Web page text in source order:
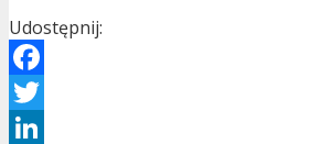
Udostępnij:
Facebook
Twitter